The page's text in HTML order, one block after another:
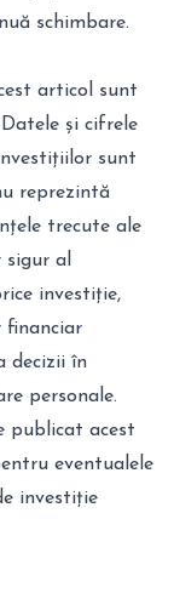
schimbare.
articol sunt
și cifrele
sunt
reprezintă
trecute ale
al
investiție,
financiar
decizii în
personale.
publicat acest
eventualele
investiție